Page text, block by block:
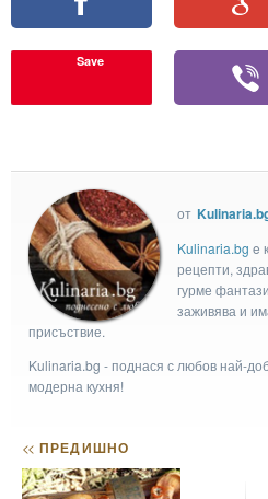
Save
от
Kulinaria.bg e
рецепти,
гурме
заживява и
присъствие.
Kulinaria.bg - поднася с любов най-
модерна кухня!
<< ПРЕДИШНО